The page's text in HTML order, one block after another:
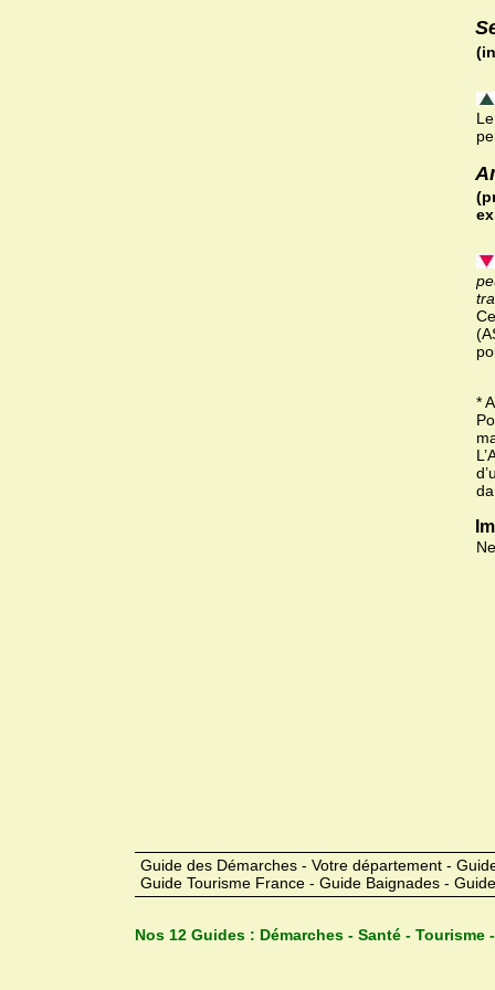
*
Guide des Démarches - Votre département -
Guide Tourisme France - Guide Baignades -
Nos 12 Guides : Démarches - Santé -